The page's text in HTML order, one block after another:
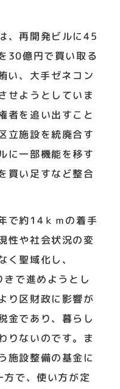
、再開発ビルに45
30億円で買い取る
い、大手ゼネコン
せようとしていま
者を追い出すこと
立施設を統廃合す
に一部機能を移す
買い足すなど整合
で約14ｋｍの着手
性や社会状況の変
く聖域化し、
で進めようとし
り区財政に影響が
金であり、暮らし
りないのです。ま
施設整備の基金に
で、使い方が定